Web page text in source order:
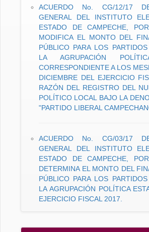
ACUERDO No. CG/12/17
GENERAL DEL INSTITUTO
ESTADO DE CAMPECHE,
MODIFICA EL MONTO DEL
PÚBLICO PARA LOS
LA AGRUPACIÓN
CORRESPONDIENTE A LOS
DICIEMBRE DEL EJERCICIO
RAZÓN DEL REGISTRO DEL
POLÍTICO LOCAL BAJO LA
"PARTIDO LIBERAL
ACUERDO No. CG/03/17
GENERAL DEL INSTITUTO
ESTADO DE CAMPECHE,
DETERMINA EL MONTO DEL
PÚBLICO PARA LOS
LA AGRUPACIÓN POLÍTICA
EJERCICIO FISCAL 2017.